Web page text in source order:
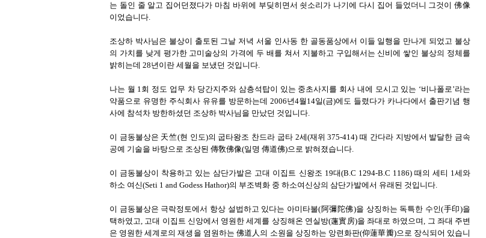
는 돌인 줄 알고 집어던졌다가 마침 바위에 부딪히면서 쇳소리가 나기에 다시 집어 들었더니 그것이 佛像
이었습니다.
조상하 박사님은 불상이 출토된 그날 저녁 서울 인사동 한 골동품상에서 이들 일행을 만나게 되었고 불상
의 가치를 낮게 평가한 고미술상의 가격에 두 배를 쳐서 지불하고 구입해서는 신비에 쌓인 불상의 정체를
밝히는데 28년이란 세월을 보냈던 것입니다.
나는 월 1회 정도 업무 차 당간지주와 삼층석탑이 있는 중초사지를 회사 내에 모시고 있는 ‘비나폴로’라는
약품으로 유명한 주식회사 유유를 방문하는데 2006년4월14일(금)에도 들렸다가 카나다에서 출판기념 행
사에 참석차 방한하셨던 조상하 박사님을 만났던 것입니다.
이 금동불상은 天竺(현 인도)의 굽타왕조 찬드라 굽타 2세(재위 375-414) 때 간다라 지방에서 발달한 금속
공예 기술을 바탕으로 조상된 傳敎佛像(일명 傳道佛)으로 밝혀졌습니다.
이 금동불상이 착용하고 있는 삼단가발은 고대 이집트 신왕조 19대(B.C 1294-B.C 1186) 때의 세티 1세와
하소 여신(Seti 1 and Godess Hathor)의 부조벽화 중 하소여신상의 삼단가발에서 유래된 것입니다.
이 금동불상은 극락정토에서 항상 설법하고 있다는 아미타불(阿彌陀佛)을 상징하는 독특한 수인(手印)을
택하였고, 고대 이집트 신앙에서 영원한 세계를 상징해온 연실방(蓮實房)을 좌대로 하였으며, 그 좌대 주변
은 영원한 세계로의 재생을 염원하는 佛道人의 소원을 상징하는 앙련화판(仰蓮華瓣)으로 장식되어 있습니